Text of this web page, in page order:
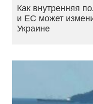
Как внутренняя
и ЕС может
Украине